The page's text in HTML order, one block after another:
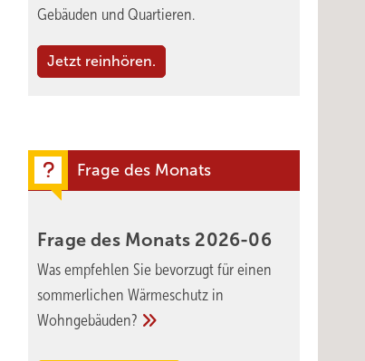
Gebäuden und Quartieren.
Jetzt reinhören.
Frage des Monats
Frage des Monats 2026-06
Was empfehlen Sie bevorzugt für einen
sommerlichen Wärmeschutz in
Wohngebäuden?